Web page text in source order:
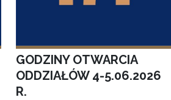
GODZINY OTWARCIA
ODDZIAŁÓW 4-5.06.2026
R.